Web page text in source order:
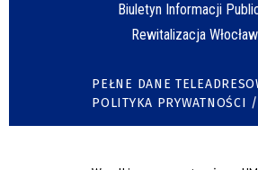
Biuletyn Informacji
Rewitalizacja
PEŁNE DANE
POLITYKA PRYWATNOŚCI